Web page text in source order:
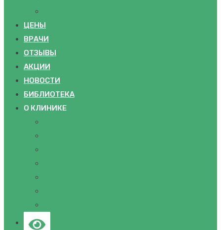
ЦЕНЫ
ВРАЧИ
ОТЗЫВЫ
АКЦИИ
НОВОСТИ
БИБЛИОТЕКА
О КЛИНИКЕ